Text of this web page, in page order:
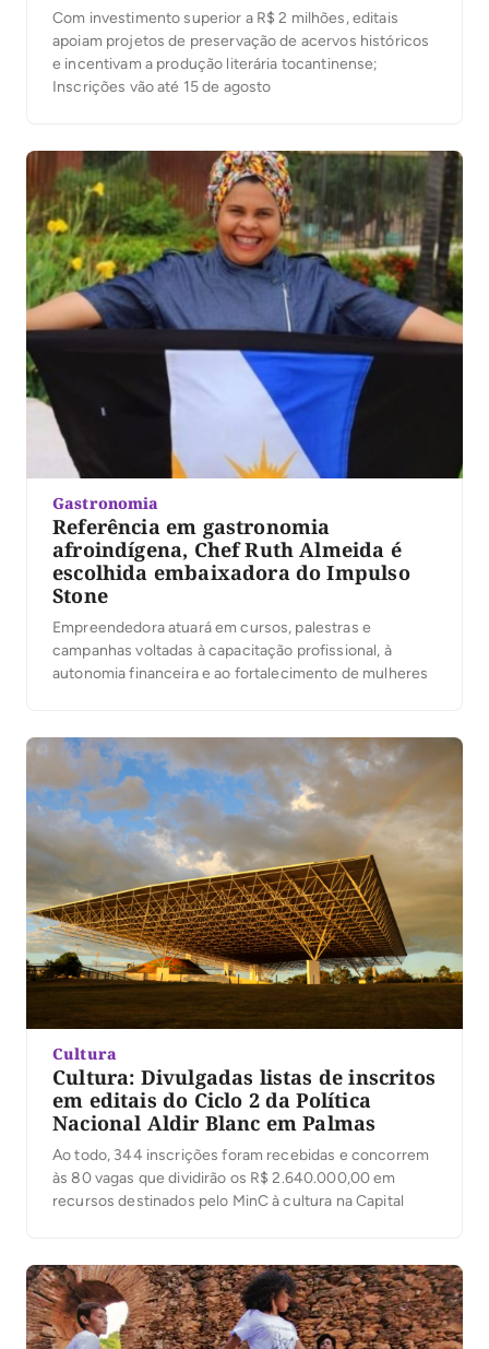
Com investimento superior a R$ 2 milhões, editais
apoiam projetos de preservação de acervos históricos
e incentivam a produção literária tocantinense;
Inscrições vão até 15 de agosto
Gastronomia
Referência em gastronomia
afroindígena, Chef Ruth Almeida é
escolhida embaixadora do Impulso
Stone
Empreendedora atuará em cursos, palestras e
campanhas voltadas à capacitação profissional, à
autonomia financeira e ao fortalecimento de mulheres
Cultura
Cultura: Divulgadas listas de inscritos
em editais do Ciclo 2 da Política
Nacional Aldir Blanc em Palmas
Ao todo, 344 inscrições foram recebidas e concorrem
às 80 vagas que dividirão os R$ 2.640.000,00 em
recursos destinados pelo MinC à cultura na Capital